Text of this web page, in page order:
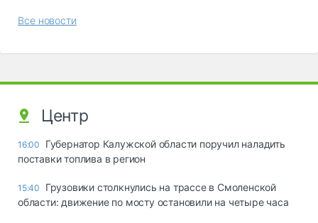
Все новости
Центр
16:00
Губернатор Калужской области поручил наладить
поставки топлива в регион
15:40
Грузовики столкнулись на трассе в Смоленской
области: движение по мосту остановили на четыре часа